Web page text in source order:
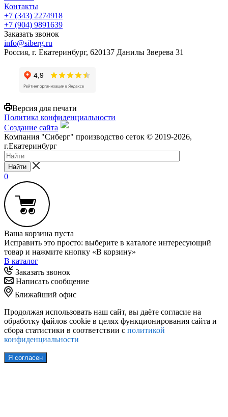
Контакты
+7 (343) 2274918
+7 (904) 9891639
Заказать звонок
info@siberg.ru
Россия, г. Екатеринбург, 620137 Данилы Зверева 31
Версия для печати
Политика конфиденциальности
Создание сайта
Компания "Сиберг" производство сеток © 2019-2026,
г.Екатеринбург
Найти
0
Ваша корзина пуста
Исправить это просто: выберите в каталоге интересующий
товар и нажмите кнопку «В корзину»
В каталог
Заказать звонок
Написать сообщение
Ближайший офис
Продолжая использовать наш сайт, вы даёте согласие на
обработку файлов cookie в целях функционирования сайта и
сбора статистики в соответствии с политикой
конфиденциальности
Я согласен